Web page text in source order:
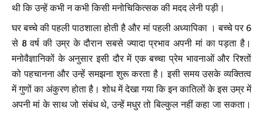
थी कि उन्हें कभी न कभी किसी मनोचिकित्सक की मदद लेनी पड़ी।
घर बच्चे की पहली पाठशाला होती है और मां पहली अध्यापिका । बच्चे पर 6
से 8 वर्ष की उम्र के दौरान सबसे ज्यादा प्रभाव अपनी मां का पड़ता है।
मनोवैज्ञानिकों के अनुसार इसी दौर में एक बच्चा प्रेम भावनाओं और रिश्तों
को पहचानना और उन्हें समझना शुरू करता है। इसी समय उसके व्यक्तित्व
में गुणों का अंकुरण होता है। शोध में देखा गया कि इन कातिलों के इस उम्र में
अपनी मां के साथ जो संबंध थे, उन्हें मधुर तो बिल्कुल नहीं कहा जा सकता।